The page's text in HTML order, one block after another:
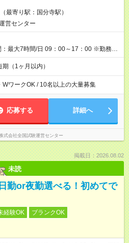
17:30（休憩1時間） 時給1,300円×8時間
費 ※当日の役割により時給＋100円の場
～13:30（休憩なし） 時給1,300円（役
収8,400円＋交通費 【試用期間】試
最寄り駅：国分寺駅）
営センター
：最大7時間/日 09：00～17：00 ※勤務時
ります。
（1ヶ月以内）
WワークOK / 10名以上の大量募集
応募する 詳細へ
式会社全国試験運営センター
掲載日：2026.08.02
未読
勤or夜勤選べる！初めてで
経験OK
ブランクOK